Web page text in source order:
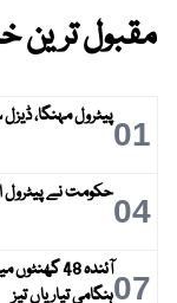
مقبول ترین
01پیٹرول مہنگا،
04حکومت نے پیٹرول
07
آئندہ 48
ہنگامی تیاریاں تیز